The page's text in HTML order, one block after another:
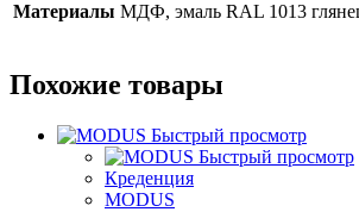
Материалы МДФ, эмаль RAL 1013
Похожие товары
Быстрый просмотр
Быстрый просмотр
Креденция
MODUS